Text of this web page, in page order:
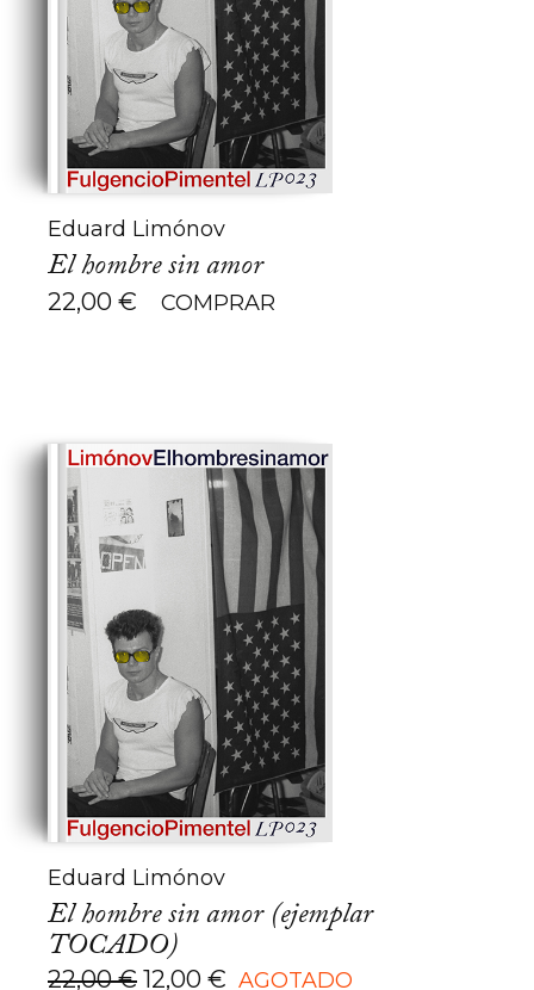
Eduard Limónov
El hombre sin amor
22,00 € COMPRAR
Eduard Limónov
El hombre sin amor (ejemplar
TOCADO)
22,00€ El
12,00 € El
AGOTADO